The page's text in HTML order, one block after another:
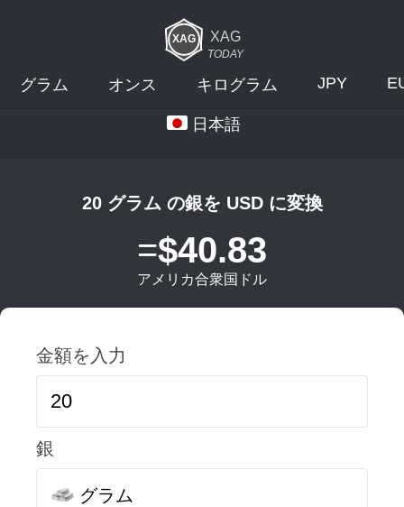
XAG
TODAY
グラム オンス キログラム JPY
日本語
20 グラム の銀を USD に変換
=$40.83
アメリカ合衆国ドル
金額を入力
銀
グラム